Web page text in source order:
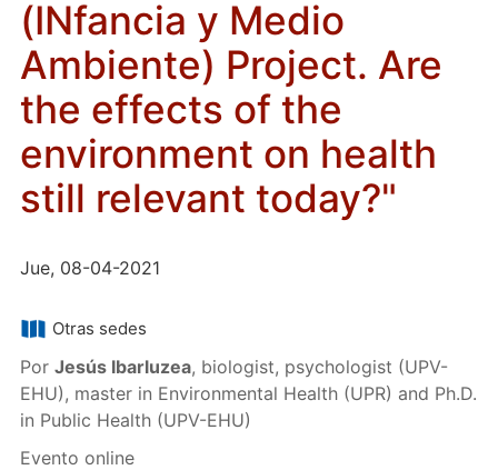
(INfancia y Medio
Ambiente) Project. Are
the effects of the
environment on health
still relevant today?"
Jue, 08-04-2021
Otras sedes
Por Jesús Ibarluzea, biologist, psychologist (UPV-
EHU), master in Environmental Health (UPR) and Ph.D.
in Public Health (UPV-EHU)
Evento online